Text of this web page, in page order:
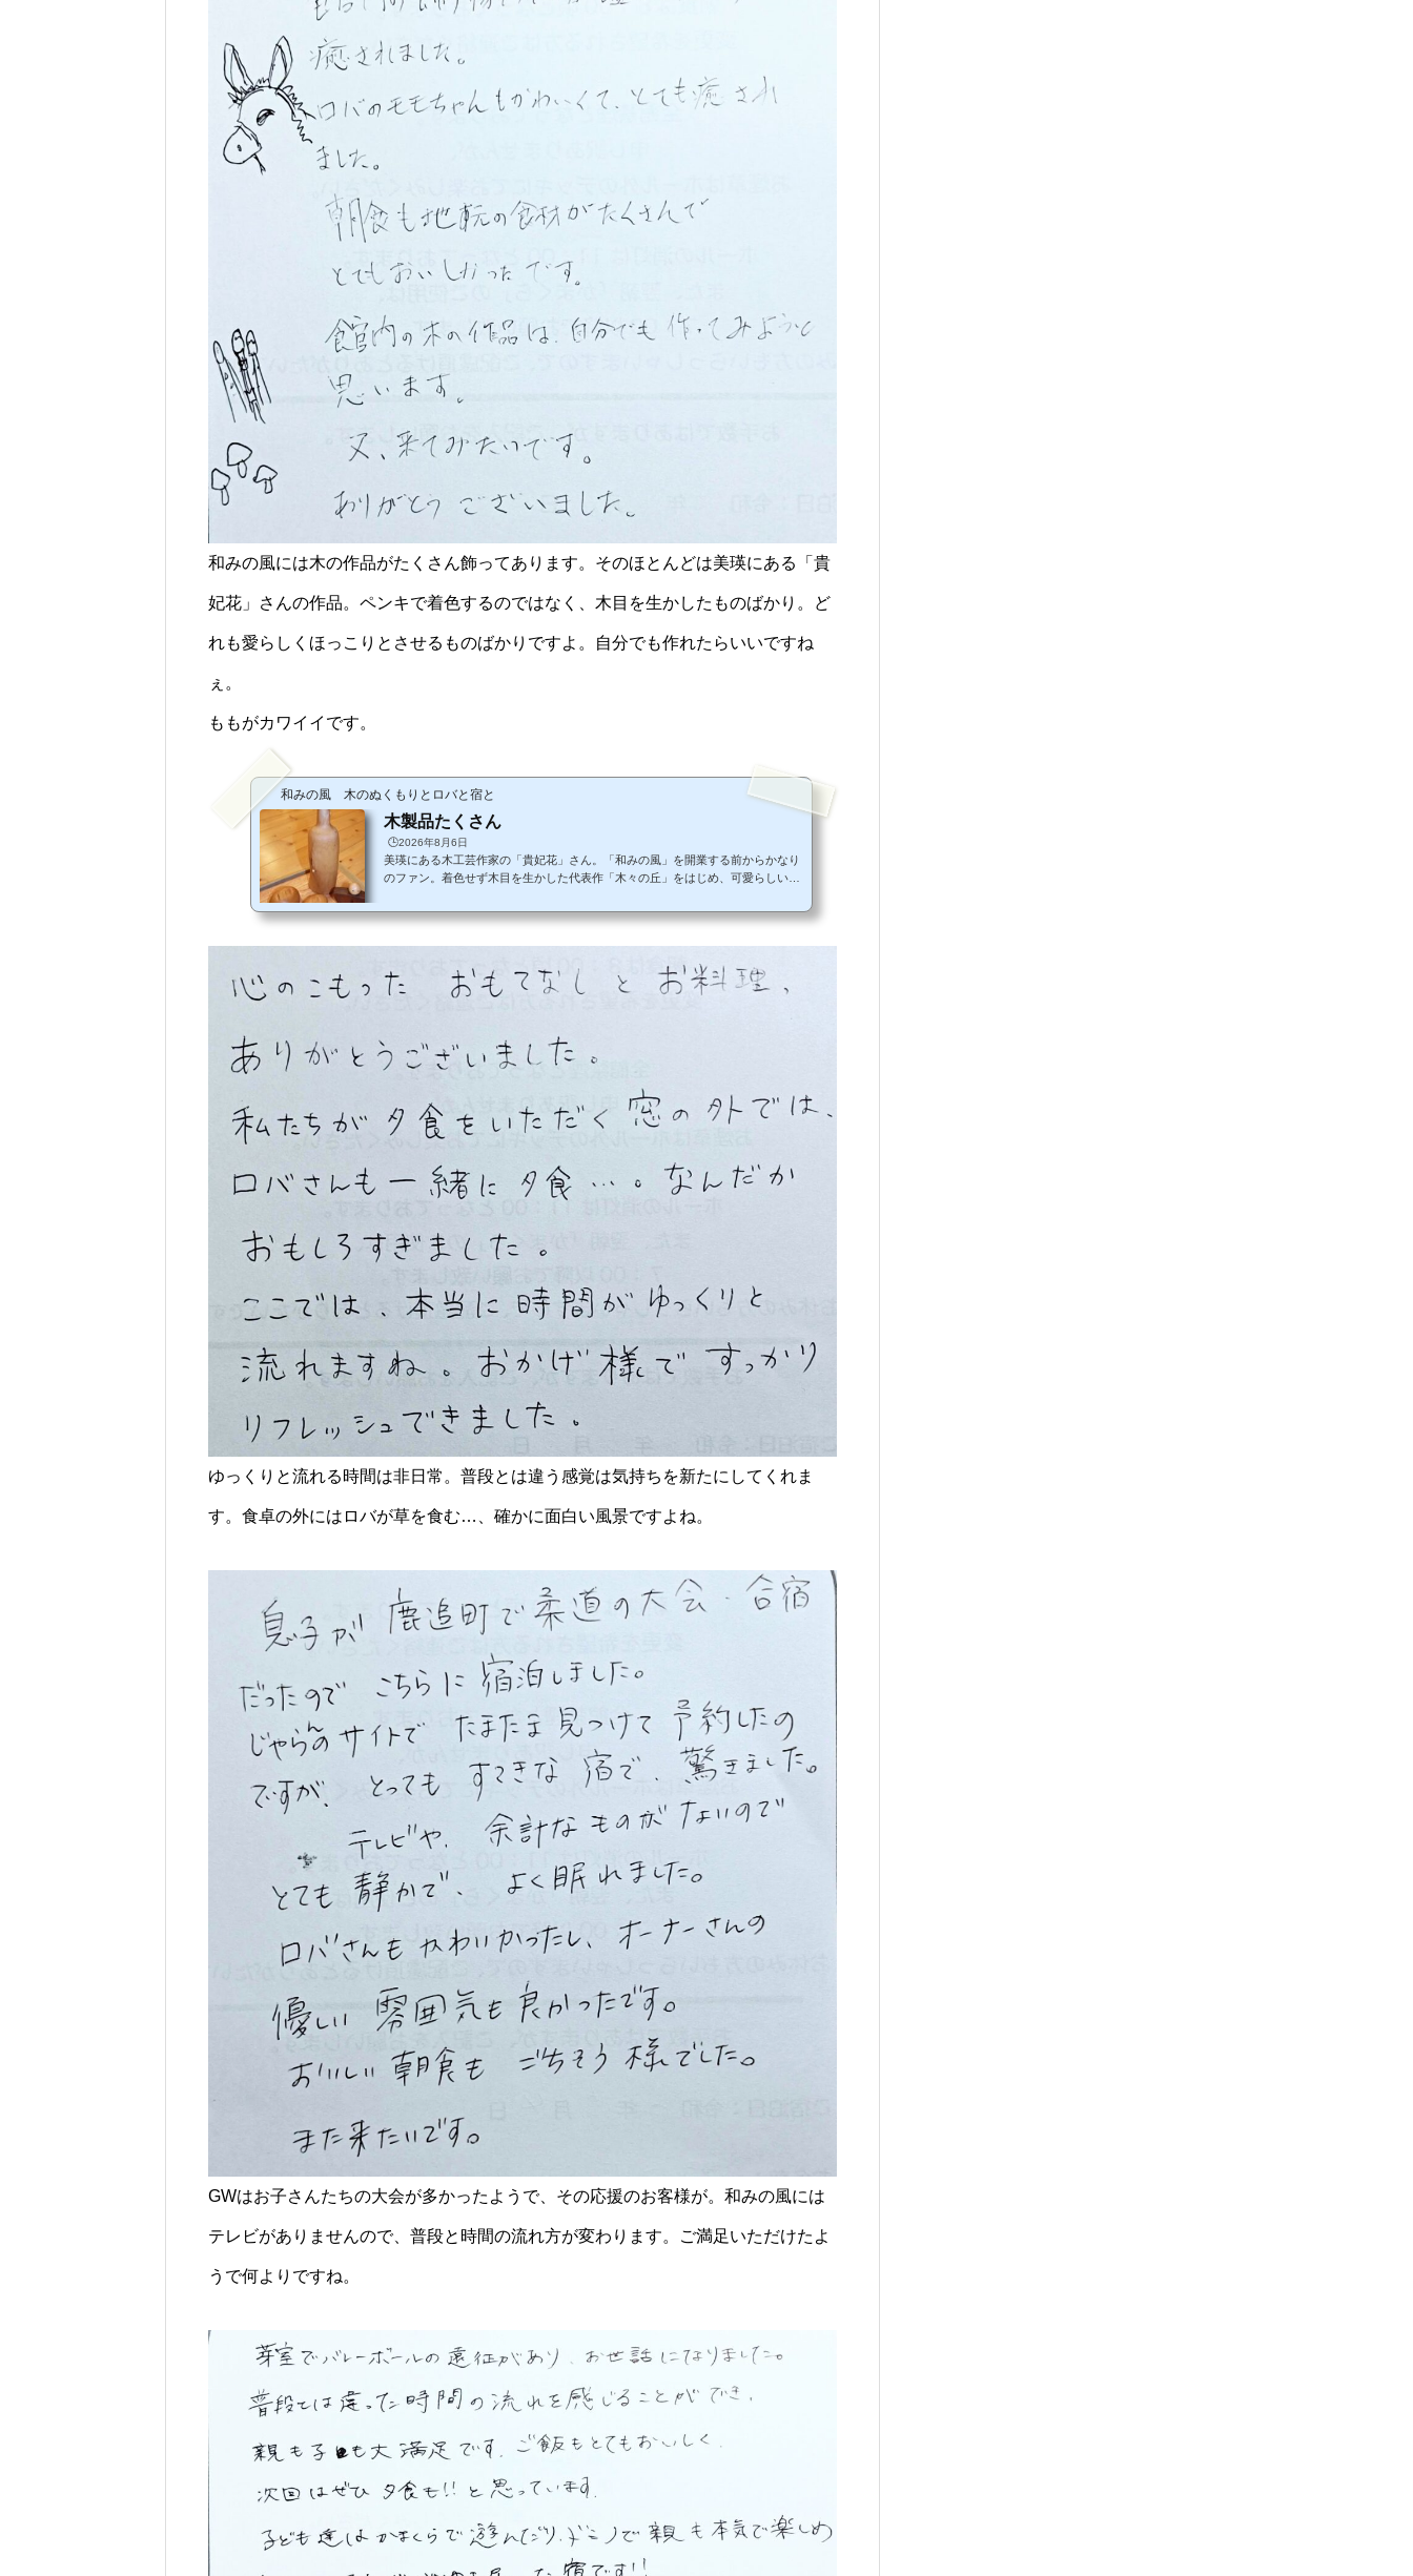
和みの風には木の作品がたくさん飾ってあります。そのほとんどは美瑛にある「貴
妃花」さんの作品。ペンキで着色するのではなく、木目を生かしたものばかり。ど
れも愛らしくほっこりとさせるものばかりですよ。自分でも作れたらいいですね
ぇ。
ももがカワイイです。
和みの風 木のぬくもりとロバと宿と
木製品たくさん
🕒️2026年8月6日
美瑛にある木工芸作家の「貴妃花」さん。「和みの風」を開業する前からかなり
のファン。着色せず木目を生かした代表作「木々の丘」をはじめ、可愛らしいま
家の奥さん書。「和みの風」のロゴも書いていただきました。見ているだけでほ
思います。
ゆっくりと流れる時間は非日常。普段とは違う感覚は気持ちを新たにしてくれま
す。食卓の外にはロバが草を食む…、確かに面白い風景ですよね。
GWはお子さんたちの大会が多かったようで、その応援のお客様が。和みの風には
テレビがありませんので、普段と時間の流れ方が変わります。ご満足いただけたよ
うで何よりですね。